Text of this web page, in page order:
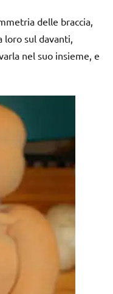
delle braccia,
sul davanti,
nel suo insieme, e